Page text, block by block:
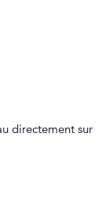
directement sur